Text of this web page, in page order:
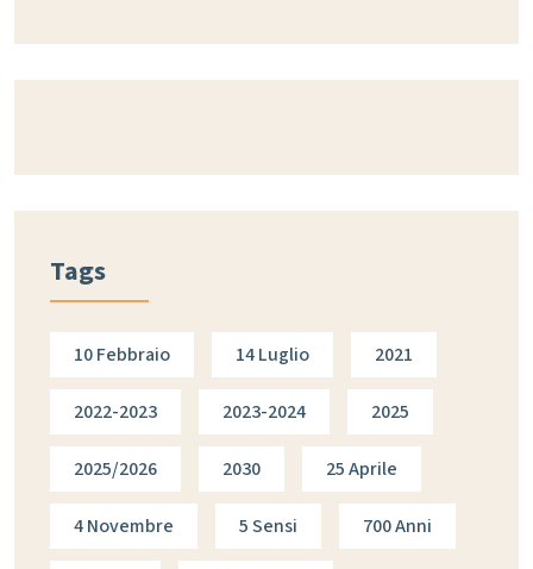
Tags
10 Febbraio 14 Luglio 2021
2022-2023 2023-2024 2025
2025/2026 2030 25 Aprile
4 Novembre 5 Sensi 700 Anni